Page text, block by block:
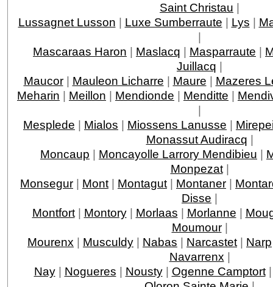
Saint Christau |
Lussagnet Lusson | Luxe Sumberraute | Lys |
|
Mascaraas Haron | Maslacq | Masparraute |
Juillacq |
Maucor| Mauleon Licharre | Maure | Mazeres
Meharin | Meillon | Mendionde | Menditte |
|
Mesplede | Mialos | Miossens Lanusse |
Monassut Audiracq |
Moncaup | Moncayolle Larrory Mendibieu |
Monpezat|
Monsegur | Mont | Montagut | Montaner |
Disse |
Montfort| Montory| Morlaas | Morlanne |
Moumour|
Mourenx | Musculdy | Nabas | Narcastet | Narp
Navarrenx |
Nay| Nogueres | Nousty| Ogenne Camptort